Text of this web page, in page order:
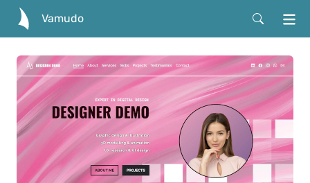
Vamudo